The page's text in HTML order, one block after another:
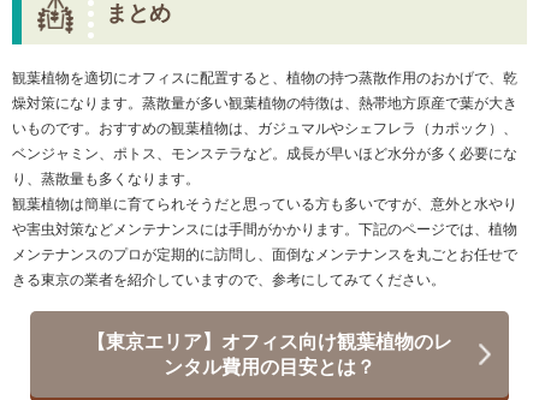
まとめ
観葉植物を適切にオフィスに配置すると、植物の持つ蒸散作用のおかげで、乾
燥対策になります。蒸散量が多い観葉植物の特徴は、熱帯地方原産で葉が大き
いものです。おすすめの観葉植物は、ガジュマルやシェフレラ（カポック）、
ベンジャミン、ポトス、モンステラなど。成長が早いほど水分が多く必要にな
り、蒸散量も多くなります。
観葉植物は簡単に育てられそうだと思っている方も多いですが、意外と水やり
や害虫対策などメンテナンスには手間がかかります。下記のページでは、植物
メンテナンスのプロが定期的に訪問し、面倒なメンテナンスを丸ごとお任せで
きる東京の業者を紹介していますので、参考にしてみてください。
【東京エリア】オフィス向け観葉植物のレ
ンタル費用の目安とは？